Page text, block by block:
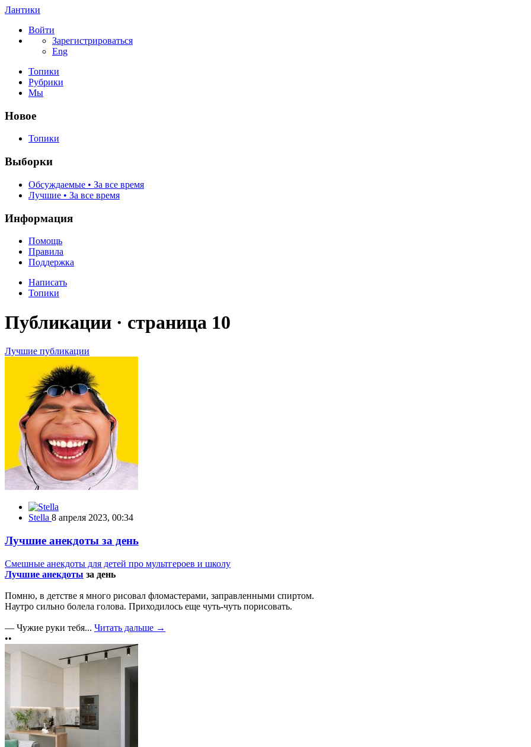
Лантики
Войти
Зарегистрироваться
Eng
Топики
Рубрики
Мы
Новое
Топики
Выборки
Обсуждаемые • За все время
Лучшие • За все время
Информация
Помощь
Правила
Поддержка
Написать
Топики
Публикации · страница 10
Лучшие публикации
Stella 8 апреля 2023, 00:34
Лучшие анекдоты за день
Смешные анекдоты для детей про мультгероев и школу
Лучшие анекдоты за день
Помню, в детстве я много рисовал фломастерами, заправленными спиртом.
Наутро сильно болела голова. Приходилось еще чуть-чуть порисовать.
— Чужие руки тебя... Читать дальше →
••